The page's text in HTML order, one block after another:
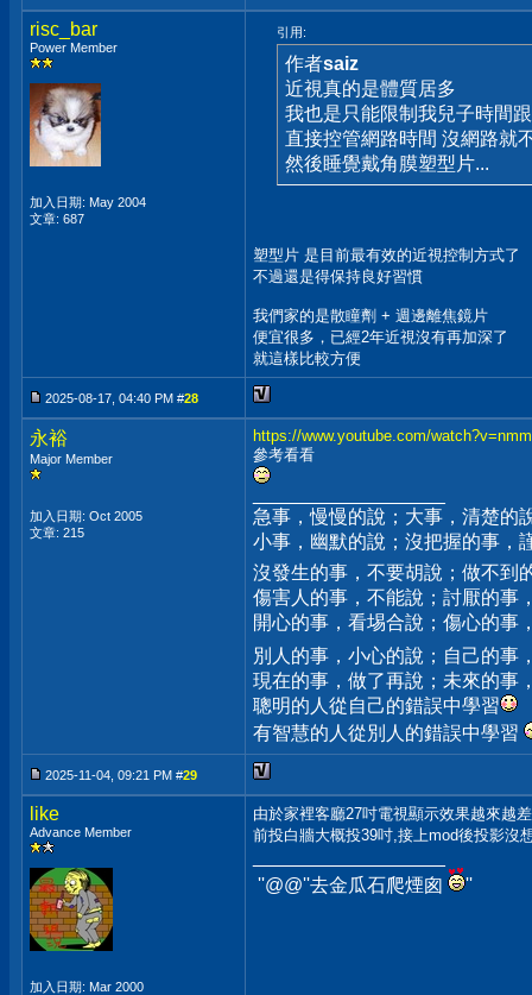
risc_bar
Power Member
加入日期: May 2004
文章: 687
引用:
作者saiz
近視真的是體質居多
我也是只能限制我兒子時間
直接控管網路時間 沒網路就
然後睡覺戴角膜塑型片...
塑型片 是目前最有效的近視控制方式了
不過還是得保持良好習慣
我們家的是散瞳劑 + 週邊離焦鏡片
便宜很多，已經2年近視沒有再加深了
就這樣比較方便
2025-08-17, 04:40 PM #28
永裕
Major Member
加入日期: Oct 2005
文章: 215
https://www.youtube.com/
參考看看
急事，慢慢的說；大事，清楚的
小事，幽默的說；沒把握的事，
沒發生的事，不要胡說；做不到
傷害人的事，不能說；討厭的事
開心的事，看埸合說；傷心的事
別人的事，小心的說；自己的事
現在的事，做了再說；未來的事
聰明的人從自己的錯誤中學習
有智慧的人從別人的錯誤中學習
2025-11-04, 09:21 PM #29
like
Advance Member
加入日期: Mar 2000
由於家裡客廳27吋電視顯示效果越來越
前投白牆大概投39吋,接上mod後投影沒
''@@''去金瓜石爬煙囪 ''